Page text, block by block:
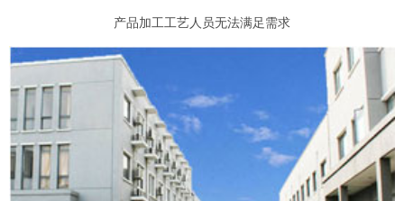
产品加工工艺人员无法满足需求